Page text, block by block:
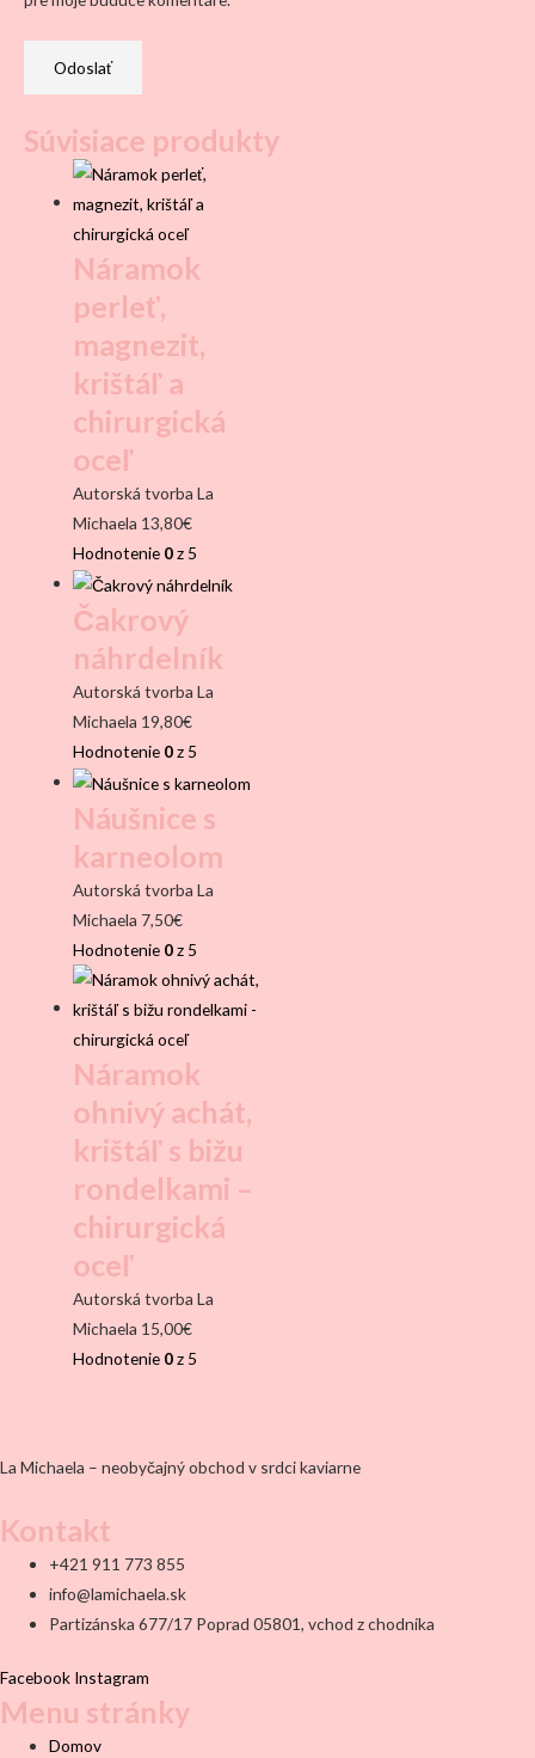
Súvisiace produkty
Náramok
perleť,
magnezit,
krištáľ a
chirurgická
oceľ
Autorská tvorba La
Michaela 13,80€
Hodnotenie 0z 5
Čakrový
náhrdelník
Autorská tvorba La
Michaela 19,80€
Hodnotenie 0z 5
Náušnice s
karneolom
Autorská tvorba La
Michaela 7,50€
Hodnotenie 0z 5
Náramok
ohnivý achát,
krištáľ s bižu
rondelkami –
chirurgická
oceľ
Autorská tvorba La
Michaela 15,00€
Hodnotenie 0z 5
La Michaela – neobyčajný obchod v srdci kaviarne
Kontakt
+421 911 773 855
info@lamichaela.sk
Partizánska 677/17 Poprad 05801, vchod z chodníka
Facebook Instagram
Menu stránky
Domov